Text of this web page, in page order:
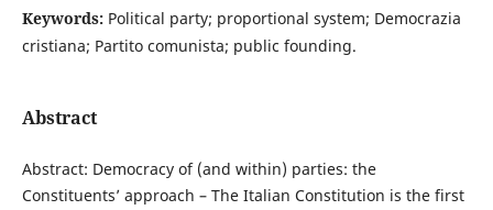
Keywords: Political party; proportional system; Democrazia
cristiana; Partito comunista; public founding.
Abstract
Abstract: Democracy of (and within) parties: the
Constituents’ approach – The Italian Constitution is the first